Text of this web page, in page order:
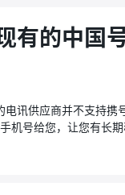
有的中国
讯供应商并不支持携
机号给您，让您有长期